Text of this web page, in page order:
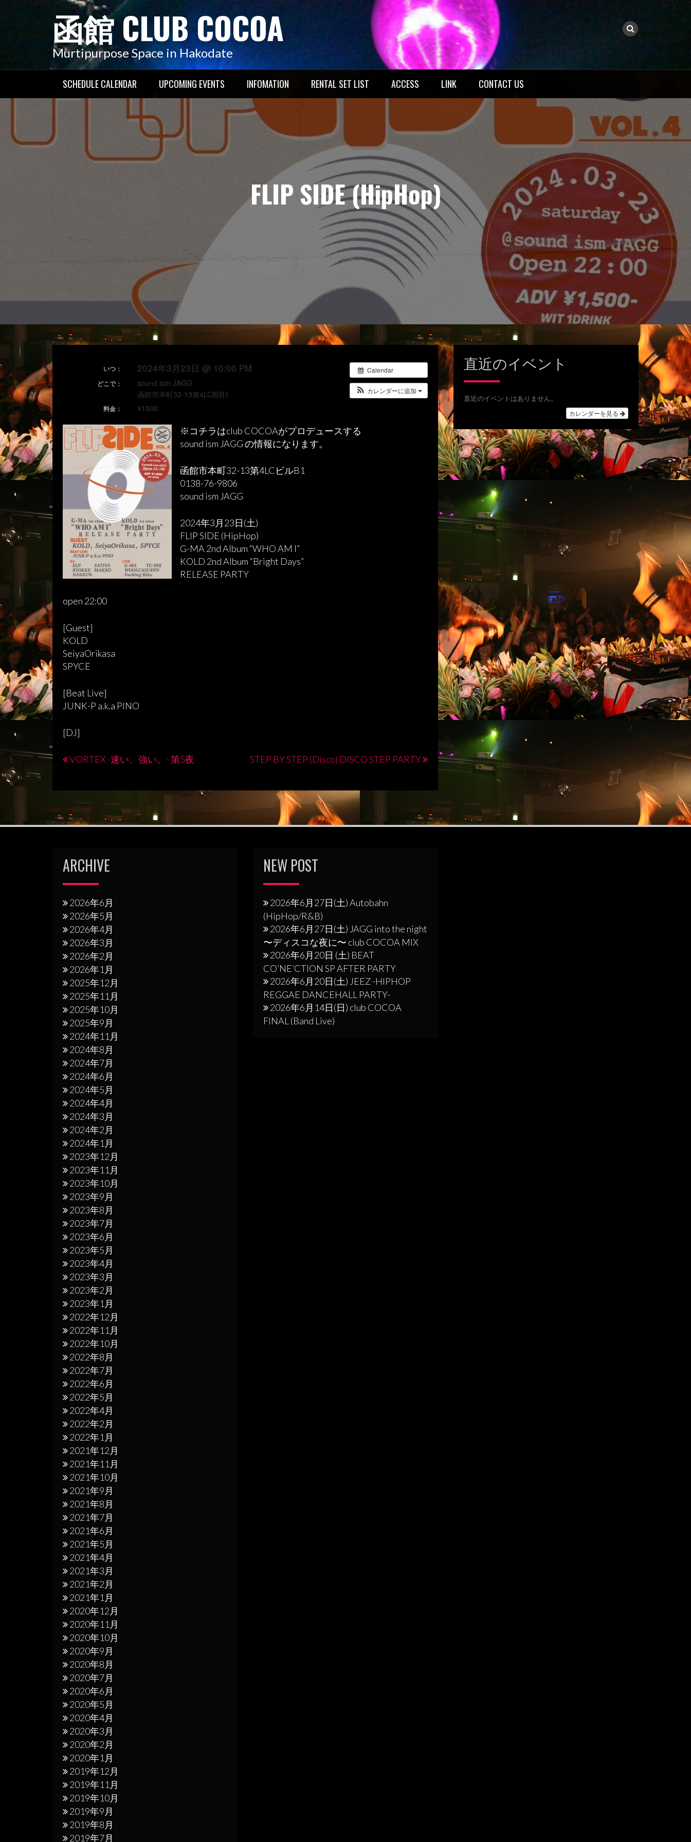
へ
キ
函館 CLUB COCOA
Murtipurpose Space in Hakodate
SCHEDULE CALENDAR UPCOMING EVENTS INFOMATION RENTAL SET LIST ACCESS LINK CONTACT US
FLIP SIDE (HipHop)
Calendar
カレンダーに追加
いつ： 2024年3月23日 @ 10:00 PM
どこで：
sound ism JAGG
函館市本町32-13第4LC館B1
料金： ¥1500
※コチラはclub COCOAがプロデュースする
sound ism JAGG の情報になります。
函館市本町32-13第4LCビルB1
0138-76-9806
sound ism JAGG
2024年3月23日(土)
FLIP SIDE (HipHop)
G-MA 2nd Album “WHO AM I”
KOLD 2nd Album “Bright Days”
RELEASE PARTY
open 22:00
[Guest]
KOLD
SeiyaOrikasa
SPYCE
[Beat Live]
JUNK-P a.k.a PINO
[DJ]
稿
ナ
ビ
ー
シ
ョ
ン
VORTEX -速い、強い。- 第5夜 STEP BY STEP (Disco) DISCO STEP PARTY
直近のイベント
直近のイベントはありません。
カレンダーを見る
ARCHIVE
2026年6月
2026年5月
2026年4月
2026年3月
2026年2月
2026年1月
2025年12月
2025年11月
2025年10月
2025年9月
2024年11月
2024年8月
2024年7月
2024年6月
2024年5月
2024年4月
2024年3月
2024年2月
2024年1月
2023年12月
2023年11月
2023年10月
2023年9月
2023年8月
2023年7月
2023年6月
2023年5月
2023年4月
2023年3月
2023年2月
2023年1月
2022年12月
2022年11月
2022年10月
2022年8月
2022年7月
2022年6月
2022年5月
2022年4月
2022年2月
2022年1月
2021年12月
2021年11月
2021年10月
2021年9月
2021年8月
2021年7月
2021年6月
2021年5月
2021年4月
2021年3月
2021年2月
2021年1月
2020年12月
2020年11月
2020年10月
2020年9月
2020年8月
2020年7月
2020年6月
2020年5月
2020年4月
2020年3月
2020年2月
2020年1月
2019年12月
2019年11月
2019年10月
2019年9月
2019年8月
2019年7月
NEW POST
2026年6月27日(土) Autobahn
(HipHop/R&B)
2026年6月27日(土) JAGG into the night
〜ディスコな夜に〜 club COCOA MIX
2026年6月20日 (土) BEAT
CO’NE’CTION SP AFTER PARTY
2026年6月20日(土) JEEZ -HIPHOP
REGGAE DANCEHALL PARTY-
2026年6月14日(日) club COCOA
FINAL (Band Live)